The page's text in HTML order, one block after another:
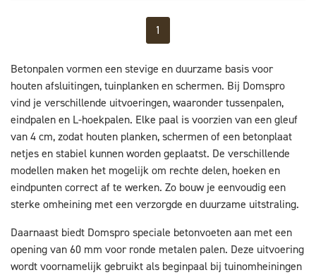
1
Betonpalen vormen een stevige en duurzame basis voor
houten afsluitingen, tuinplanken en schermen. Bij Domspro
vind je verschillende uitvoeringen, waaronder tussenpalen,
eindpalen en L-hoekpalen. Elke paal is voorzien van een gleuf
van 4 cm, zodat houten planken, schermen of een betonplaat
netjes en stabiel kunnen worden geplaatst. De verschillende
modellen maken het mogelijk om rechte delen, hoeken en
eindpunten correct af te werken. Zo bouw je eenvoudig een
sterke omheining met een verzorgde en duurzame uitstraling.
Daarnaast biedt Domspro speciale betonvoeten aan met een
opening van 60 mm voor ronde metalen palen. Deze uitvoering
wordt voornamelijk gebruikt als beginpaal bij tuinomheiningen